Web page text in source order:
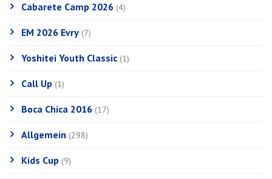
Cabarete Camp 2026 (4)
EM 2026 Evry (7)
Yoshitei Youth Classic (1)
Call Up (1)
Boca Chica 2016 (17)
Allgemein (298)
Kids Cup (9)